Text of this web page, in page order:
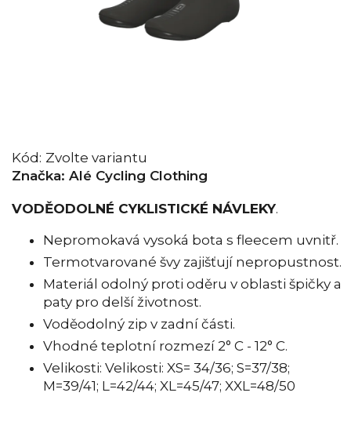
Kód: Zvolte variantu
Značka: Alé Cycling Clothing
VODĚODOLNÉ CYKLISTICKÉ NÁVLEKY.
Nepromokavá vysoká bota s fleecem uvnitř.
Termotvarované švy zajišťují nepropustnost.
Materiál odolný proti oděru v oblasti špičky a
paty pro delší životnost.
Voděodolný zip v zadní části.
Vhodné teplotní rozmezí 2° C - 12° C.
Velikosti: Velikosti: XS= 34/36; S=37/38;
M=39/41; L=42/44; XL=45/47; XXL=48/50